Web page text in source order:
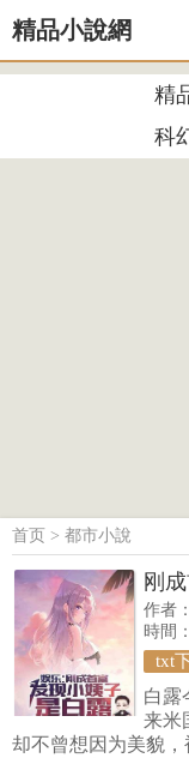
精品小說網
精
科
首页 > 都市小說
刚
作者：
時間
txt
白露
来米
却不曾想因为美貌，